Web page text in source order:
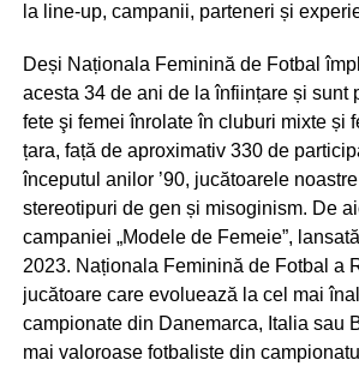
la line-up, campanii, parteneri și
Deși Naționala Feminină de Fotbal
acesta 34 de ani de la înființare și sunt
fete şi femei înrolate în cluburi mixte și
țara, față de aproximativ 330 de
începutul anilor ’90, jucătoarele
stereotipuri de gen și misoginism. De
campaniei „Modele de Femeie”,
2023. Naționala Feminină de Fotbal a
jucătoare care evoluează la cel mai
campionate din Danemarca, Italia sau
mai valoroase fotbaliste din